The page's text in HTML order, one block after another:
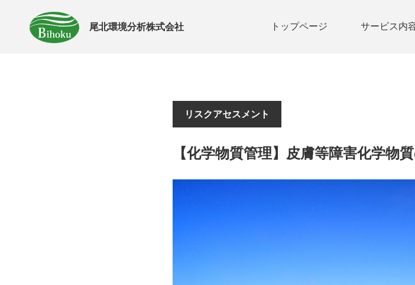
尾北環境分析株式会社 トップページ サービス内
リスクアセスメント
【化学物質管理】皮膚等障害化学物